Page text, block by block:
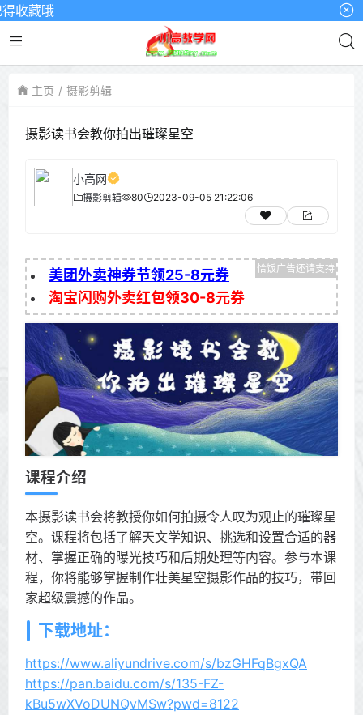
藏哦
主页 摄影剪辑
摄影读书会教你拍出璀璨星空
小高网
摄影剪辑 80 2023-09-05 21:22:06
美团外卖神券节领25-8元券
淘宝闪购外卖红包领30-8元券
课程介绍
本摄影读书会将教授你如何拍摄令人叹为观止的璀璨星
空。课程将包括了解天文学知识、挑选和设置合适的器
材、掌握正确的曝光技巧和后期处理等内容。参与本课
程，你将能够掌握制作壮美星空摄影作品的技巧，带回
家超级震撼的作品。
下载地址：
https://www.aliyundrive.com/s/bzGHFqBgxQA
https://pan.baidu.com/s/135-FZ-
kBu5wXVoDUNQvMSw?pwd=8122